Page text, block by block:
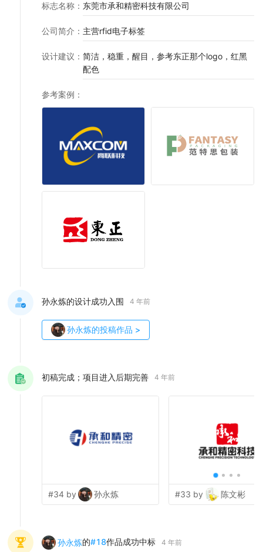
标志名称 ： 东莞市承和精密科技有限公司
公司简介 ： 主营rfid电子标签
设计建议 ： 简洁，稳重，醒目，参考东正那个logo，红黑
配色
参考案例 ：
孙永炼的设计成功入围 4 年前
孙永炼的投稿作品 >
初稿完成；项目进入后期完善 4 年前
#34 by 孙永炼 #33 by 陈文彬
孙永炼的#18作品成功中标 4 年前